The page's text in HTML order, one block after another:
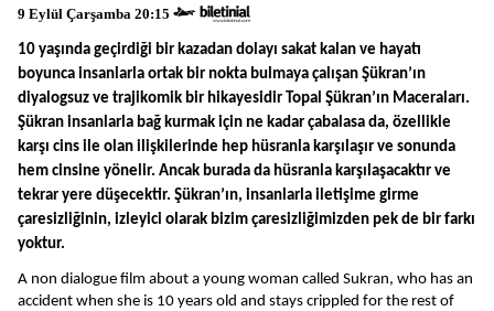
9 Eylül Çarşamba 20:15
10 yaşında geçirdiği bir kazadan dolayı sakat kalan ve hayatı
boyunca insanlarla ortak bir nokta bulmaya çalışan Şükran’ın
diyalogsuz ve trajikomik bir hikayesidir Topal Şükran’ın Maceraları.
Şükran insanlarla bağ kurmak için ne kadar çabalasa da, özellikle
karşı cins ile olan ilişkilerinde hep hüsranla karşılaşır ve sonunda
hem cinsine yönelir. Ancak burada da hüsranla karşılaşacaktır ve
tekrar yere düşecektir. Şükran’ın, insanlarla iletişime girme
çaresizliğinin, izleyici olarak bizim çaresizliğimizden pek de bir farkı
yoktur.
A non dialogue film about a young woman called Sukran, who has an
accident when she is 10 years old and stays crippled for the rest of